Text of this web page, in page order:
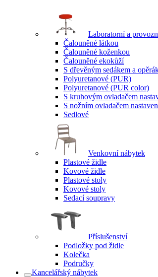
Laboratorní a
Čalouněné látkou
Čalouněné koženkou
Čalouněné ekokůží
S dřevěným sedákem a
Polyuretanové (PUR)
Polyuretanové (PUR color)
S kruhovým ovladačem
S nožním ovladačem
Sedlové
Venkovní nábytek
Plastové židle
Kovové židle
Plastové stoly
Kovové stoly
Sedací soupravy
Příslušenství
Podložky pod židle
Kolečka
Područky
Kancelářský nábytek